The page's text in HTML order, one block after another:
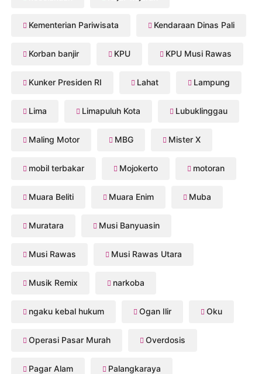
Kementerian Pariwisata Kendaraan Dinas Pali
Korban banjir KPU KPU Musi Rawas
Kunker Presiden RI Lahat Lampung
Lima Limapuluh Kota Lubuklinggau
Maling Motor MBG Mister X
mobil terbakar Mojokerto motoran
Muara Beliti Muara Enim Muba
Muratara Musi Banyuasin
Musi Rawas Musi Rawas Utara
Musik Remix narkoba
ngaku kebal hukum Ogan Ilir Oku
Operasi Pasar Murah Overdosis
Pagar Alam Palangkaraya